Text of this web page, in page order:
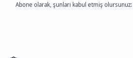
Abone olarak, şunları kabul etmiş olursunuz: